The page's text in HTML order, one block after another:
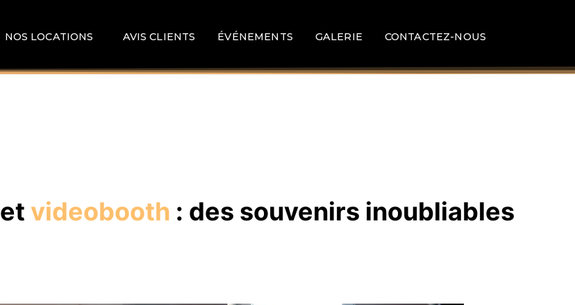
NOS LOCATIONS AVIS CLIENTS ÉVÉNEMENTS GALERIE CONTACTEZ-NOUS
et videobooth : des souvenirs inoubliables